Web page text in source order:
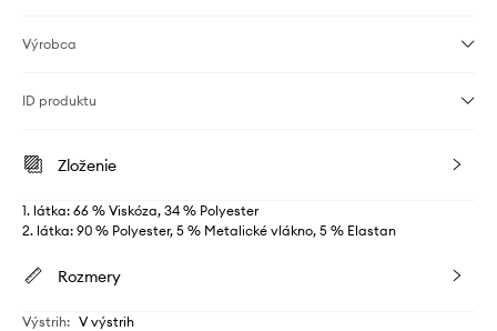
Výrobca
ID produktu
Zloženie
1. látka: 66 % Viskóza, 34 % Polyester
2. látka: 90 % Polyester, 5 % Metalické vlákno, 5 % Elastan
Rozmery
Výstrih: V výstrih